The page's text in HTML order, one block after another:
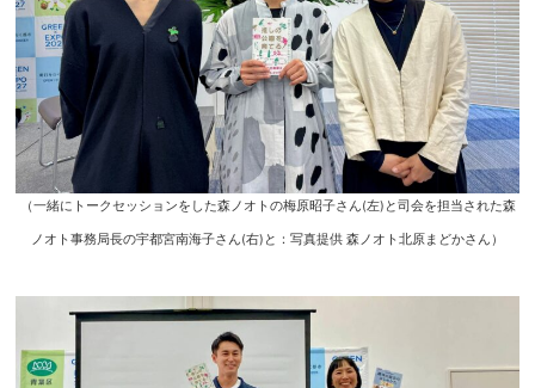
（一緒にトークセッションをした森ノオトの梅原昭子さん(左)と司会を担当された森
ノオト事務局長の宇都宮南海子さん(右)と：写真提供 森ノオト北原まどかさん）